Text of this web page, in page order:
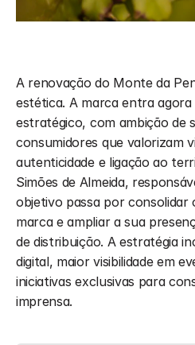
A renovação do Monte da
estética. A marca entra
estratégico, com ambição de
consumidores que valorizam
autenticidade e ligação ao
Simões de Almeida,
objetivo passa por consolidar
marca e ampliar a sua
de distribuição. A estratégia
digital, maior visibilidade em
iniciativas exclusivas para
imprensa.